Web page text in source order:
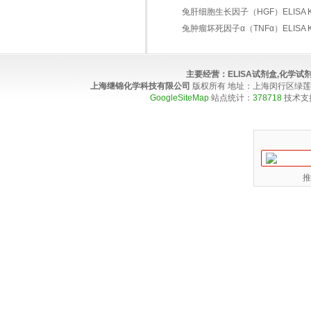
兔肝细胞生长因子（HGF）ELISA
兔肿瘤坏死因子α（TNFα）ELISA
主要经营： ELISA试剂盒,化学试
上海继锦化学科技有限公司 版权所有 地址：上海闵行区绿
GoogleSiteMap 站点统计： 378718 技术支